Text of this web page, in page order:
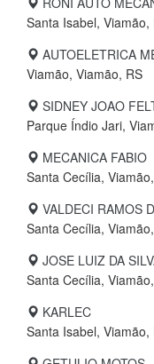
Santa Isabel, Viamão,
AUTOELETRICA
Viamão, Viamão, RS
SIDNEY JOAO
Parque Índio Jari,
MECANICA FABIO
Santa Cecília,
VALDECI RAMOS
Santa Cecília,
JOSE LUIZ DA
Santa Cecília,
KARLEC
Santa Isabel, Viamão,